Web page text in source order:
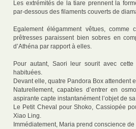
Les extrémités de la tiare prennent la
par-dessous des filaments couverts de
Egalement élégamment vêtues,
prêtresses paraissent bien sobres en
d’Athéna par rapport à elles.
Pour autant, Saori leur sourit avec
habituées.
Devant elle, quatre Pandora Box attendent
Naturellement, capables d’entrer en
aspirante capte instantanément l’objet de
Le Petit Cheval pour Shoko, Cassiopée
Xiao Ling.
Immédiatement, Maria prend conscience de